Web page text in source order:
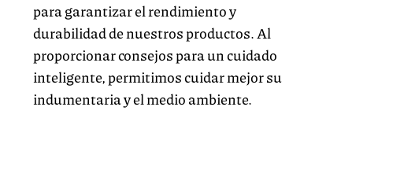
para garantizar el rendimiento y
durabilidad de nuestros productos. Al
proporcionar consejos para un cuidado
inteligente, permitimos cuidar mejor su
indumentaria y el medio ambiente.